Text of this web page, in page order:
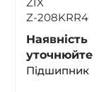
Z-208KRR4
Наявність
уточнюйте
Підшипник